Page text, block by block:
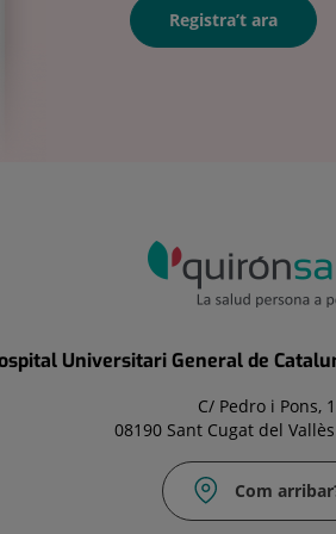
Registra’t ara
Universitari General de
C/ Pedro i Pons, 1
08190 Sant Cugat del
Com